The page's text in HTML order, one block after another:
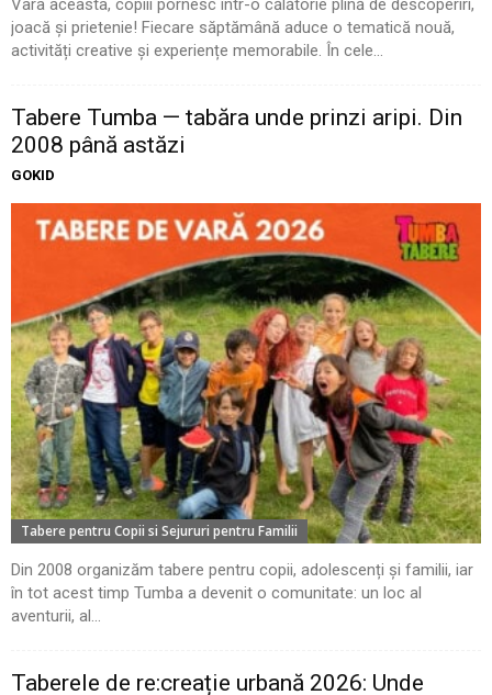
Vara aceasta, copiii pornesc într-o călătorie plină de descoperiri,
joacă și prietenie! Fiecare săptămână aduce o tematică nouă,
activități creative și experiențe memorabile. În cele...
Tabere Tumba — tabăra unde prinzi aripi. Din
2008 până astăzi
GOKID
Tabere pentru Copii si Sejururi pentru Familii
Din 2008 organizăm tabere pentru copii, adolescenți și familii, iar
în tot acest timp Tumba a devenit o comunitate: un loc al
aventurii, al...
Taberele de re:creație urbană 2026: Unde